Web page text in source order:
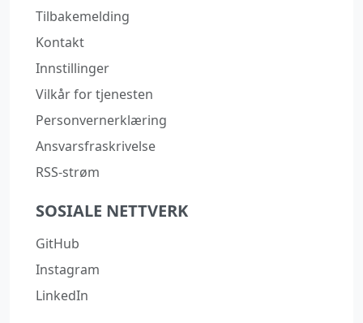
Tilbakemelding
Kontakt
Innstillinger
Vilkår for tjenesten
Personvernerklæring
Ansvarsfraskrivelse
RSS-strøm
SOSIALE NETTVERK
GitHub
Instagram
LinkedIn